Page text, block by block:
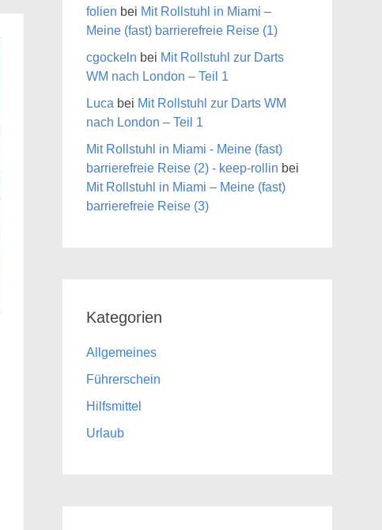
folien bei Mit Rollstuhl in Miami –
Meine (fast) barrierefreie Reise (1)
cgockeln bei Mit Rollstuhl zur Darts
WM nach London – Teil 1
Luca bei Mit Rollstuhl zur Darts WM
nach London – Teil 1
Mit Rollstuhl in Miami - Meine (fast)
barrierefreie Reise (2) - keep-rollin bei
Mit Rollstuhl in Miami – Meine (fast)
barrierefreie Reise (3)
Kategorien
Allgemeines
Führerschein
Hilfsmittel
Urlaub